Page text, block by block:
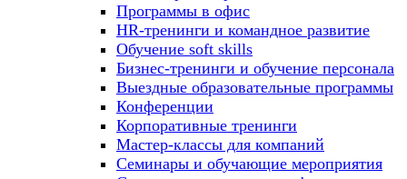
Программы в офис
HR-тренинги и командное развитие
Oбучение soft skills
Бизнес-тренинги и обучение персонала
Выездные образовательные программы
Конференции
Корпоративные тренинги
Мастер-классы для компаний
Семинары и обучающие мероприятия